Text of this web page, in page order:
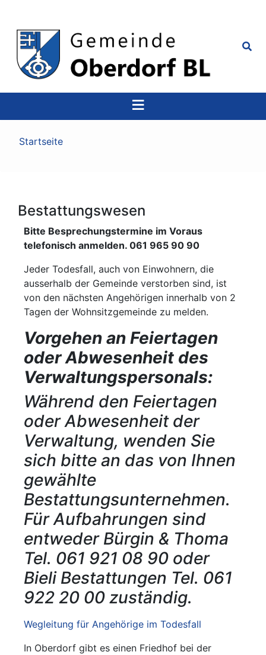
Pfadnavigation
Startseite
Bestattungswesen
Bitte Besprechungstermine im Voraus
telefonisch anmelden. 061 965 90 90
Jeder Todesfall, auch von Einwohnern, die
ausserhalb der Gemeinde verstorben sind, ist
von den nächsten Angehörigen innerhalb von 2
Tagen der Wohnsitzgemeinde zu melden.
Vorgehen an Feiertagen
oder Abwesenheit des
Verwaltungspersonals:
Während den Feiertagen
oder Abwesenheit der
Verwaltung, wenden Sie
sich bitte an das von Ihnen
gewählte
Bestattungsunternehmen.
Für Aufbahrungen sind
entweder Bürgin & Thoma
Tel. 061 921 08 90 oder
Bieli Bestattungen Tel. 061
922 20 00 zuständig.
Wegleitung für Angehörige im Todesfall
In Oberdorf gibt es einen Friedhof bei der